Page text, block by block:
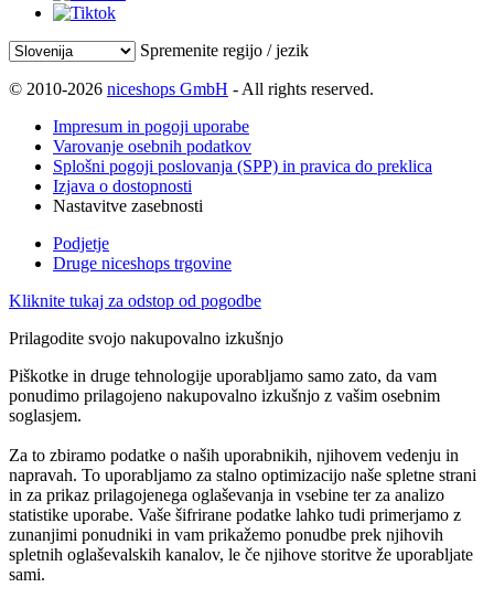
Spremenite regijo / jezik
© 2010-2026 niceshops GmbH - All rights reserved.
Impresum in pogoji uporabe
Varovanje osebnih podatkov
Splošni pogoji poslovanja (SPP) in pravica do preklica
Izjava o dostopnosti
Nastavitve zasebnosti
Podjetje
Druge niceshops trgovine
Kliknite tukaj za odstop od pogodbe
Prilagodite svojo nakupovalno izkušnjo
Piškotke in druge tehnologije uporabljamo samo zato, da vam
ponudimo prilagojeno nakupovalno izkušnjo z vašim osebnim
soglasjem.
Za to zbiramo podatke o naših uporabnikih, njihovem vedenju in
napravah. To uporabljamo za stalno optimizacijo naše spletne strani
in za prikaz prilagojenega oglaševanja in vsebine ter za analizo
statistike uporabe. Vaše šifrirane podatke lahko tudi primerjamo z
zunanjimi ponudniki in vam prikažemo ponudbe prek njihovih
spletnih oglaševalskih kanalov, le če njihove storitve že uporabljate
sami.